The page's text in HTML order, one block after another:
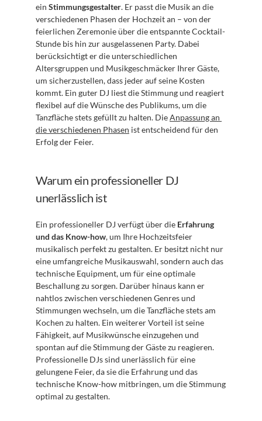
ein Stimmungsgestalter. Er passt die Musik an die
verschiedenen Phasen der Hochzeit an – von der
feierlichen Zeremonie über die entspannte Cocktail-
Stunde bis hin zur ausgelassenen Party. Dabei
berücksichtigt er die unterschiedlichen
Altersgruppen und Musikgeschmäcker Ihrer Gäste,
um sicherzustellen, dass jeder auf seine Kosten
kommt. Ein guter DJ liest die Stimmung und reagiert
flexibel auf die Wünsche des Publikums, um die
Tanzfläche stets gefüllt zu halten. Die Anpassung an
die verschiedenen Phasen ist entscheidend für den
Erfolg der Feier.
Warum ein professioneller DJ
unerlässlich ist
Ein professioneller DJ verfügt über die Erfahrung
und das Know-how, um Ihre Hochzeitsfeier
musikalisch perfekt zu gestalten. Er besitzt nicht nur
eine umfangreiche Musikauswahl, sondern auch das
technische Equipment, um für eine optimale
Beschallung zu sorgen. Darüber hinaus kann er
nahtlos zwischen verschiedenen Genres und
Stimmungen wechseln, um die Tanzfläche stets am
Kochen zu halten. Ein weiterer Vorteil ist seine
Fähigkeit, auf Musikwünsche einzugehen und
spontan auf die Stimmung der Gäste zu reagieren.
Professionelle DJs sind unerlässlich für eine
gelungene Feier, da sie die Erfahrung und das
technische Know-how mitbringen, um die Stimmung
optimal zu gestalten.